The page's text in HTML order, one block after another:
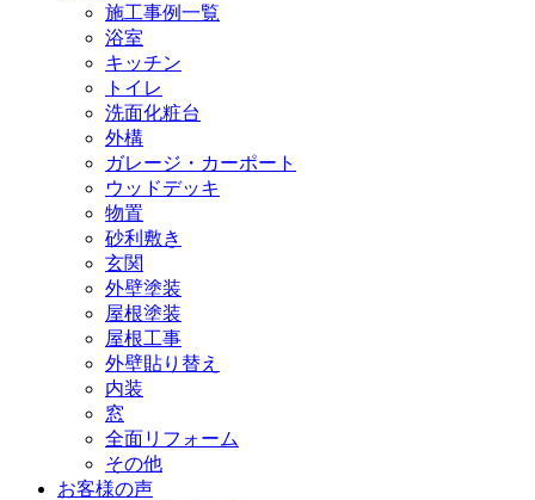
施工事例一覧
浴室
キッチン
トイレ
洗面化粧台
外構
ガレージ・カーポート
ウッドデッキ
物置
砂利敷き
玄関
外壁塗装
屋根塗装
屋根工事
外壁貼り替え
内装
窓
全面リフォーム
その他
お客様の声